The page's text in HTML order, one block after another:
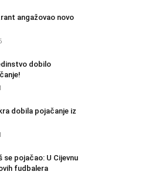
angažovao novo
dobilo
dobila pojačanje iz
se pojačao: U Cijevnu
fudbalera